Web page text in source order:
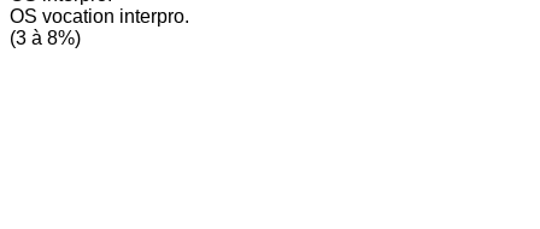
OS vocation interpro.
(3 à 8%)